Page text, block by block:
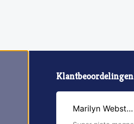
Klantbeoordelingen